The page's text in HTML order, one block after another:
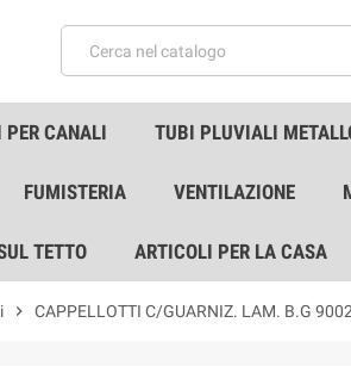
PER CANALI TUBI PLUVIALI
FUMISTERIA VENTILAZIONE
TETTO ARTICOLI PER LA CASA
chevron_right CAPPELLOTTI C/GUARNIZ. LAM. B.G